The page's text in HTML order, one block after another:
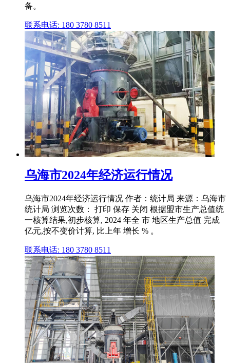
备。
联系电话: 180 3780 8511
乌海市2024年经济运行情况
乌海市2024年经济运行情况 作者：统计局 来源：乌海市
统计局 浏览次数： 打印 保存 关闭 根据盟市生产总值统
一核算结果,初步核算, 2024 年全 市 地区生产总值 完成
亿元,按不变价计算, 比上年 增长 % 。
联系电话: 180 3780 8511